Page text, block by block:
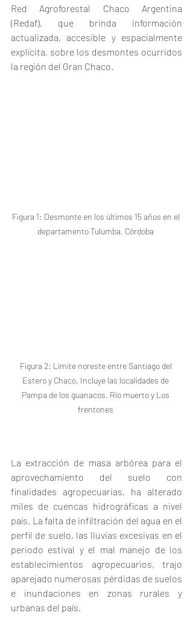
Red Agroforestal Chaco Argentina
(Redaf), que brinda información
actualizada, accesible y espacialmente
explícita, sobre los desmontes ocurridos
la región del Gran Chaco.
Figura 1: Desmonte en los últimos 15 años en el
departamento Tulumba, Córdoba
Figura 2: Límite noreste entre Santiago del
Estero y Chaco. Incluye las localidades de
Pampa de los guanacos, Río muerto y Los
frentones
La extracción de masa arbórea para el
aprovechamiento del suelo con
finalidades agropecuarias, ha alterado
miles de cuencas hidrográficas a nivel
país. La falta de infiltración del agua en el
perfil de suelo, las lluvias excesivas en el
periodo estival y el mal manejo de los
establecimientos agropecuarios, trajo
aparejado numerosas pérdidas de suelos
e inundaciones en zonas rurales y
urbanas del país.